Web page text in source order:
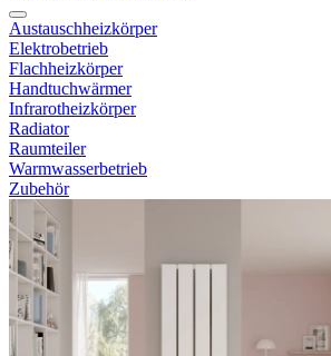
Austauschheizkörper
Elektrobetrieb
Flachheizkörper
Handtuchwärmer
Infrarotheizkörper
Radiator
Raumteiler
Warmwasserbetrieb
Zubehör